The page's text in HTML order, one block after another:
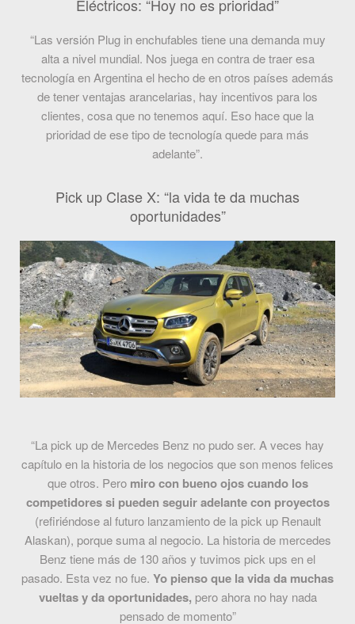
Eléctricos: “Hoy no es prioridad”
“Las versión Plug in enchufables tiene una demanda muy
alta a nivel mundial. Nos juega en contra de traer esa
tecnología en Argentina el hecho de en otros países además
de tener ventajas arancelarias, hay incentivos para los
clientes, cosa que no tenemos aquí. Eso hace que la
prioridad de ese tipo de tecnología quede para más
adelante”.
Pick up Clase X: “la vida te da muchas
oportunidades”
“La pick up de Mercedes Benz no pudo ser. A veces hay
capítulo en la historia de los negocios que son menos felices
que otros. Peromiro con bueno ojos cuando los
competidores si pueden seguir adelante con proyectos
(refiriéndose al futuro lanzamiento de la pick up Renault
Alaskan), porque suma al negocio. La historia de mercedes
Benz tiene más de 130 años y tuvimos pick ups en el
pasado. Esta vez no fue. Yo pienso que la vida da muchas
vueltas y da oportunidades, pero ahora no hay nada
pensado de momento”